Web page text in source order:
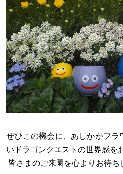
ぜひこの機会に、あしかがフ
いドラゴンクエストの世界感を
皆さまのご来園を心よりお待ち